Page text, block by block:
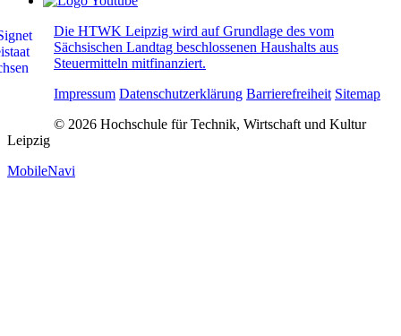
Die HTWK Leipzig wird auf Grundlage des vom
Sächsischen Landtag beschlossenen Haushalts aus
Steuermitteln mitfinanziert.
Impressum Datenschutzerklärung Barrierefreiheit Sitemap
© 2026 Hochschule für Technik, Wirtschaft und Kultur
Leipzig
MobileNavi